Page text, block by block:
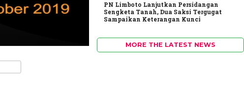
PN Limboto Lanjutkan Persidangan
Sengketa Tanah, Dua Saksi Tergugat
Sampaikan Keterangan Kunci
MORE THE LATEST NEWS